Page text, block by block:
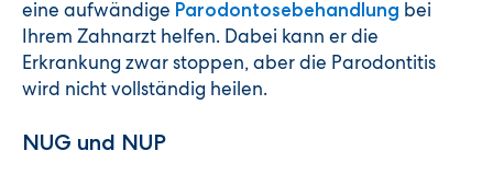
eine aufwändige Parodontosebehandlung bei
Ihrem Zahnarzt helfen. Dabei kann er die
Erkrankung zwar stoppen, aber die Parodontitis
wird nicht vollständig heilen.
NUG und NUP